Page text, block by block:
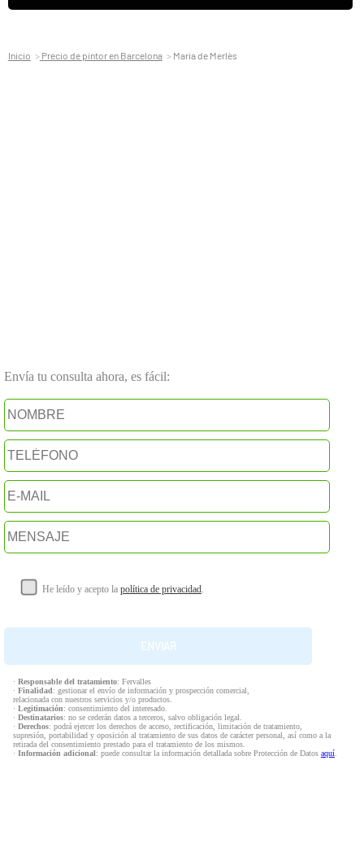
Inicio Precio de pintor en Barcelona Maria de Merlès
Envía tu consulta ahora, es fácil:
He leído y acepto la política de privacidad.
· Responsable del tratamiento: Fervalles
· Finalidad: gestionar el envío de información y prospección comercial,
relacionada con nuestros servicios y/o productos.
· Legitimación: consentimiento del interesado.
· Destinatarios: no se cederán datos a terceros, salvo obligación legal.
· Derechos: podrá ejercer los derechos de acceso, rectificación, limitación de tratamiento,
supresión, portabilidad y oposición al tratamiento de sus datos de carácter personal, así como a la
retirada del consentimiento prestado para el tratamiento de los mismos.
· Información adicional: puede consultar la información detallada sobre Protección de Datos aquí.